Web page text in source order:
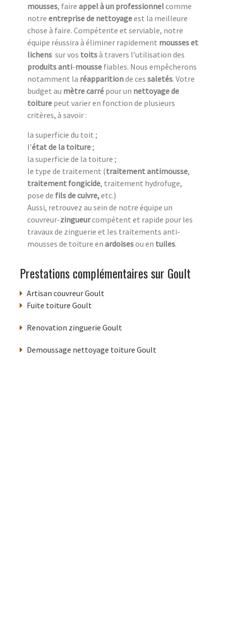
mousses, faire appel à un professionnelcomme
notre entreprise de nettoyageest la meilleure
chose à faire. Compétente et serviable, notre
équipe réussira à éliminer rapidement mousses et
lichens sur vos toitsà travers l’utilisation des
produits anti-mousse fiables. Nous empêcherons
notamment la réapparitionde ces saletés. Votre
budget au mètre carré pour un nettoyage de
toiture peut varier en fonction de plusieurs
critères, à savoir :
la superficie du toit ;
l’état de la toiture ;
la superficie de la toiture ;
le type de traitement (traitement antimousse,
traitement fongicide, traitement hydrofuge,
pose de fils de cuivre,etc.)
Aussi, retrouvez au sein de notre équipe un
couvreur-zingueurcompétent et rapide pour les
travaux de zinguerie et les traitements anti-
mousses de toiture en ardoisesou en tuiles.
Prestations complémentaires sur Goult
Artisan couvreur Goult
Fuite toiture Goult
Renovation zinguerie Goult
Demoussage nettoyage toiture Goult